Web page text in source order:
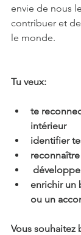
envie de nous
contribuer et
le monde.
Tu veux:
te
intérieur
identifier
enrichir un
ou un
Vous souhaitez